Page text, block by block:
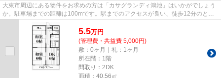
大東市周辺にある物件をお求めの方は「カサグランディ鴻池」はいかがでしょう
か。駐車場までの距離は100mです。駅までのアクセスが良い、徒歩12分のとこ
ろに位置する物件です。こちら...
5.5万円
(管理費・共益費 5,000円)
敷：0ヶ月｜礼：1ヶ月
所在階：1階
間取り：2DK
面積：40.56㎡